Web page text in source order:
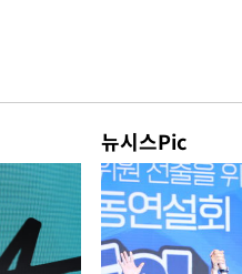
뉴시스Pic